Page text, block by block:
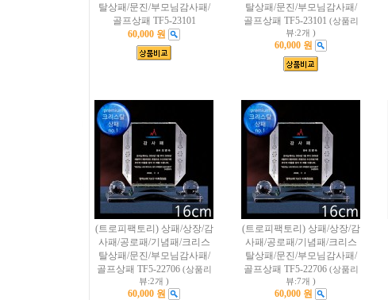
탈상패/문진/부모님감사패/
골프상패 TF5-23101
60,000 원
탈상패/문진/부모님감사패/
골프상패 TF5-23101 (상품리
뷰:2개 )
60,000 원
(트로피팩토리) 상패/상장/감
사패/공로패/기념패/크리스
탈상패/문진/부모님감사패/
골프상패 TF5-22706 (상품리
뷰:2개 )
60,000 원
(트로피팩토리) 상패/상장/감
사패/공로패/기념패/크리스
탈상패/문진/부모님감사패/
골프상패 TF5-22706 (상품리
뷰:7개 )
60,000 원